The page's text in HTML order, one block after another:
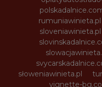
rumuniawinieta.pl
sloveniawinieta.pl
słoweniawinieta.pl
vignette-